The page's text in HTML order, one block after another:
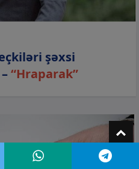
şəxsi
“Hraparak”